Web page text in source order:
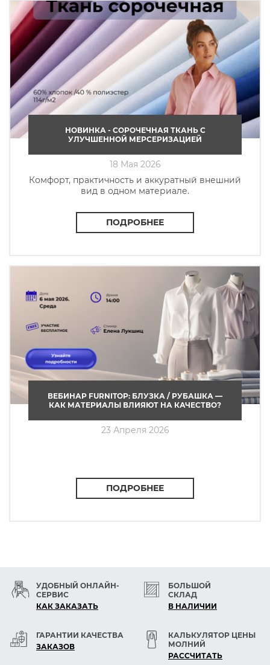
НОВИНКА - СОРОЧЕЧНАЯ ТКАНЬ C
УЛУЧШЕННОЙ МЕРСЕРИЗАЦИЕЙ
18 Мая 2026
Комфорт, практичность и аккуратный внешний
вид в одном материале.
ПОДРОБНЕЕ
ВЕБИНАР FURNITOP: БЛУЗКА / РУБАШКА —
КАК МАТЕРИАЛЫ ВЛИЯЮТ НА КАЧЕСТВО?
23 Апреля 2026
ПОДРОБНЕЕ
УДОБНЫЙ ОНЛАЙН-
СЕРВИС
КАК ЗАКАЗАТЬ
БОЛЬШОЙ
СКЛАД
В НАЛИЧИИ
ГАРАНТИИ КАЧЕСТВА
ЗАКАЗОВ
КАЛЬКУЛЯТОР ЦЕНЫ
МОЛНИЙ
РАСCЧИТАТЬ